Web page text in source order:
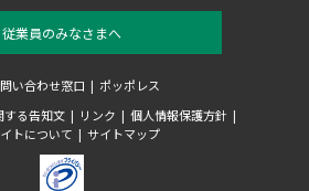
従業員のみなさまへ
い合わせ窓口
ポッポレス
する告知文
リンク
個人情報保護方針
トについて
サイトマップ